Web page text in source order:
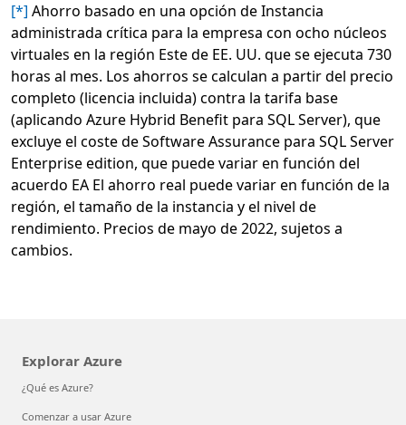
[*] Ahorro basado en una opción de Instancia
administrada crítica para la empresa con ocho núcleos
virtuales en la región Este de EE. UU. que se ejecuta 730
horas al mes. Los ahorros se calculan a partir del precio
completo (licencia incluida) contra la tarifa base
(aplicando Azure Hybrid Benefit para SQL Server), que
excluye el coste de Software Assurance para SQL Server
Enterprise edition, que puede variar en función del
acuerdo EA El ahorro real puede variar en función de la
región, el tamaño de la instancia y el nivel de
rendimiento. Precios de mayo de 2022, sujetos a
cambios.
Explorar Azure
¿Qué es Azure?
Comenzar a usar Azure